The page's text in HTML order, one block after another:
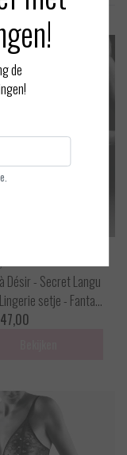
Désir - Secret Langu
setje - Fantas
size
de